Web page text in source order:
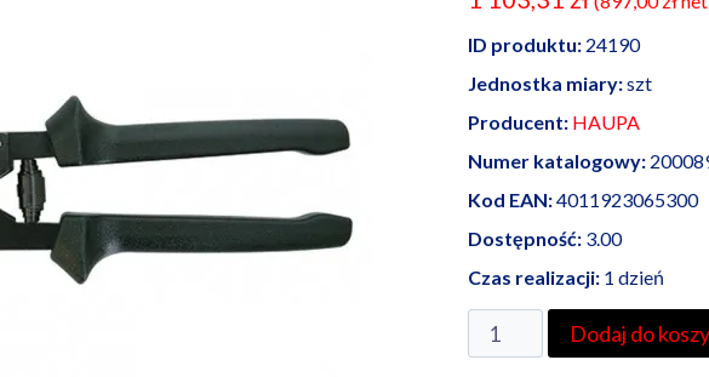
ID produktu:24190
Jednostka miary:szt
Producent: HAUPA
Numer katalogowy:
Kod EAN:4011923065300
Dostępność:3.00
Czas realizacji:1 dzień
ilość
Haupa
Dodaj do